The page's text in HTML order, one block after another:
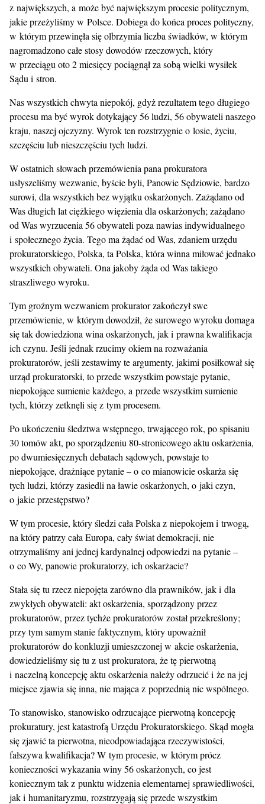
z największych, a może być największym procesie politycznym,
jakie przeżyliśmy w Polsce. Dobiega do końca proces polityczny,
w którym przewinęła się olbrzymia liczba świadków, w którym
nagromadzono całe stosy dowodów rzeczowych, który
w przeciągu oto 2 miesięcy pociągnął za sobą wielki wysiłek
Sądu i stron.
Nas wszystkich chwyta niepokój, gdyż rezultatem tego długiego
procesu ma być wyrok dotykający 56 ludzi, 56 obywateli naszego
kraju, naszej ojczyzny. Wyrok ten rozstrzygnie o losie, życiu,
szczęściu lub nieszczęściu tych ludzi.
W ostatnich słowach przemówienia pana prokuratora
usłyszeliśmy wezwanie, byście byli, Panowie Sędziowie, bardzo
surowi, dla wszystkich bez wyjątku oskarżonych. Zażądano od
Was długich lat ciężkiego więzienia dla oskarżonych; zażądano
od Was wyrzucenia 56 obywateli poza nawias indywidualnego
i społecznego życia. Tego ma żądać od Was, zdaniem urzędu
prokuratorskiego, Polska, ta Polska, która winna miłować jednako
wszystkich obywateli. Ona jakoby żąda od Was takiego
straszliwego wyroku.
Tym groźnym wezwaniem prokurator zakończył swe
przemówienie, w którym dowodził, że surowego wyroku domaga
się tak dowiedziona wina oskarżonych, jak i prawna kwalifikacja
ich czynu. Jeśli jednak rzucimy okiem na rozważania
prokuratorów, jeśli zestawimy te argumenty, jakimi posiłkował się
urząd prokuratorski, to przede wszystkim powstaje pytanie,
niepokojące sumienie każdego, a przede wszystkim sumienie
tych, którzy zetknęli się z tym procesem.
Po ukończeniu śledztwa wstępnego, trwającego rok, po spisaniu
30 tomów akt, po sporządzeniu 80-stronicowego aktu oskarżenia,
po dwumiesięcznych debatach sądowych, powstaje to
niepokojące, drażniące pytanie – o co mianowicie oskarża się
tych ludzi, którzy zasiedli na ławie oskarżonych, o jaki czyn,
o jakie przestępstwo?
W tym procesie, który śledzi cała Polska z niepokojem i trwogą,
na który patrzy cała Europa, cały świat demokracji, nie
otrzymaliśmy ani jednej kardynalnej odpowiedzi na pytanie –
o co Wy, panowie prokuratorzy, ich oskarżacie?
Stała się tu rzecz niepojęta zarówno dla prawników, jak i dla
zwykłych obywateli: akt oskarżenia, sporządzony przez
prokuratorów, przez tychże prokuratorów został przekreślony;
przy tym samym stanie faktycznym, który upoważnił
prokuratorów do konkluzji umieszczonej w akcie oskarżenia,
dowiedzieliśmy się tu z ust prokuratora, że tę pierwotną
i naczelną koncepcję aktu oskarżenia należy odrzucić i że na jej
miejsce zjawia się inna, nie mająca z poprzednią nic wspólnego.
To stanowisko, stanowisko odrzucające pierwotną koncepcję
prokuratury, jest katastrofą Urzędu Prokuratorskiego. Skąd mogła
się zjawić ta pierwotna, nieodpowiadająca rzeczywistości,
fałszywa kwalifikacja? W tym procesie, w którym prócz
konieczności wykazania winy 56 oskarżonych, co jest
koniecznym tak z punktu widzenia elementarnej sprawiedliwości,
jak i humanitaryzmu, rozstrzygają się przede wszystkim